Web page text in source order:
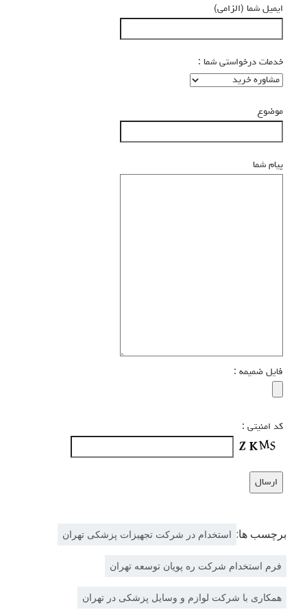
ایمیل شما (الزامی)
خدمات درخواستی شما :
موضوع
پیام شما
فایل ضمیمه :
کد امنیتی :
برچسب ها: استخدام در شرکت تجهیزات پزشکی تهران
فرم استخدام شرکت ره پویان توسعه تهران
همکاری با شرکت لوازم و وسایل پزشکی در تهران